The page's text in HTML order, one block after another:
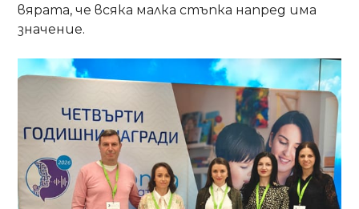
вярата, че всяка малка стъпка напред има
значение.